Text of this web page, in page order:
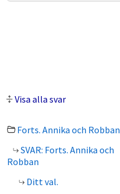
Visa alla svar
Forts. Annika och Robban
SVAR: Forts. Annika och
Robban
Ditt val.